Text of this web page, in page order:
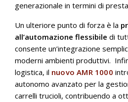
generazionale in termini di
Un ulteriore punto di forza è la
all’automazione flessibile di
consente un’integrazione
moderni ambienti produttivi.
logistica, il nuovo AMR 1000
autonomo avanzato per la
carrelli trucioli, contribuendo a